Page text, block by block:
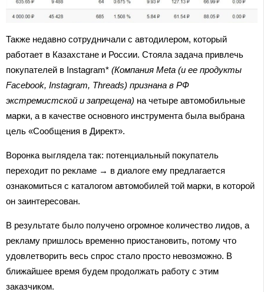
Также недавно сотрудничали с автодилером, который
работает в Казахстане и России. Стояла задача привлечь
покупателей в Instagram* (Компания Meta (и ее продукты
Facebook, Instagram, Threads) признана в РФ
экстремистской и запрещена) на четыре автомобильные
марки, а в качестве основного инструмента была выбрана
цель «Сообщения в Директ».
Воронка выглядела так: потенциальный покупатель
переходит по рекламе → в диалоге ему предлагается
ознакомиться с каталогом автомобилей той марки, в которой
он заинтересован.
В результате было получено огромное количество лидов, а
рекламу пришлось временно приостановить, потому что
удовлетворить весь спрос стало просто невозможно. В
ближайшее время будем продолжать работу с этим
заказчиком.